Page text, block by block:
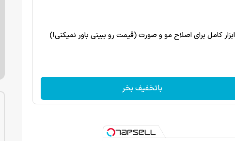
ابزار کامل برای اصلاح مو و صورت (قیمت رو ببینی باور نمیکنی!)
باتخفیف بخر